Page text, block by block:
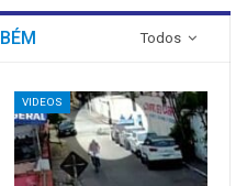
Todos
VIDEOS